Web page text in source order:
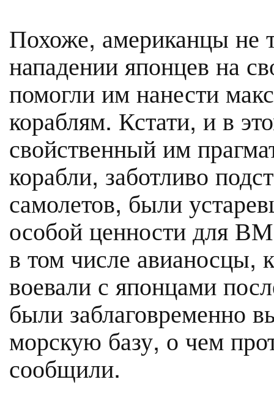
Похоже, американцы не
нападении японцев на
помогли им нанести
кораблям. Кстати, и в
свойственный им
корабли, заботливо
самолетов, были
особой ценности для
в том числе авианосцы,
воевали с японцами
были заблаговременно
морскую базу, о чем
сообщили.